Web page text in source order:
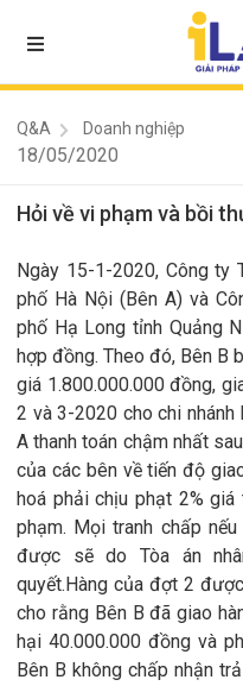
Q&A Doanh nghiệp
18/05/2020
Hỏi về vi phạm và bồi
Ngày 15-1-2020, Công ty
phố Hà Nội (Bên A) và
phố Hạ Long tỉnh Quảng
hợp đồng. Theo đó, Bên B
giá 1.800.000.000 đồng,
2 và 3-2020 cho chi nhánh
A thanh toán chậm nhất
của các bên về tiến độ
hoá phải chịu phạt 2%
phạm. Mọi tranh chấp
được sẽ do Tòa án
quyết.Hàng của đợt 2
cho rằng Bên B đã giao
hại 40.000.000 đồng và
Bên B không chấp nhận